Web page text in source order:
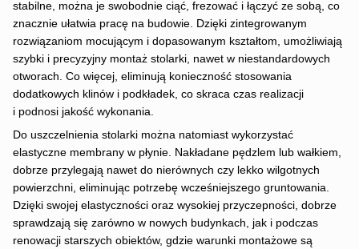
stabilne, można je swobodnie ciąć, frezować i łączyć ze sobą, co
znacznie ułatwia pracę na budowie. Dzięki zintegrowanym
rozwiązaniom mocującym i dopasowanym kształtom, umożliwiają
szybki i precyzyjny montaż stolarki, nawet w niestandardowych
otworach. Co więcej, eliminują konieczność stosowania
dodatkowych klinów i podkładek, co skraca czas realizacji
i podnosi jakość wykonania.
Do uszczelnienia stolarki można natomiast wykorzystać
elastyczne membrany w płynie. Nakładane pędzlem lub wałkiem,
dobrze przylegają nawet do nierównych czy lekko wilgotnych
powierzchni, eliminując potrzebę wcześniejszego gruntowania.
Dzięki swojej elastyczności oraz wysokiej przyczepności, dobrze
sprawdzają się zarówno w nowych budynkach, jak i podczas
renowacji starszych obiektów, gdzie warunki montażowe są